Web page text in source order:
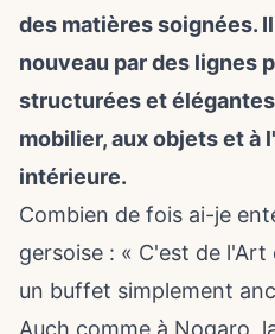
des matières soignées.
nouveau par des lignes
structurées et
mobilier, aux objets et à
intérieure.
Combien de fois ai-je
gersoise : « C'est de
un buffet simplement
Auch comme à Nogaro,